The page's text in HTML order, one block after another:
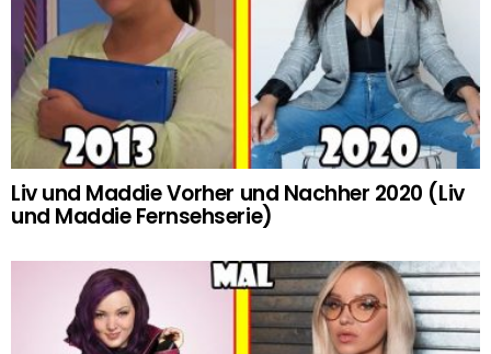
Liv und Maddie Vorher und Nachher 2020 (Liv
und Maddie Fernsehserie)